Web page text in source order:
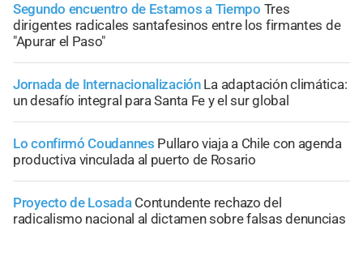
Segundo encuentro de Estamos a Tiempo Tres
dirigentes radicales santafesinos entre los firmantes de
"Apurar el Paso"
Jornada de Internacionalización La adaptación climática:
un desafío integral para Santa Fe y el sur global
Lo confirmó Coudannes Pullaro viaja a Chile con agenda
productiva vinculada al puerto de Rosario
Proyecto de Losada Contundente rechazo del
radicalismo nacional al dictamen sobre falsas denuncias